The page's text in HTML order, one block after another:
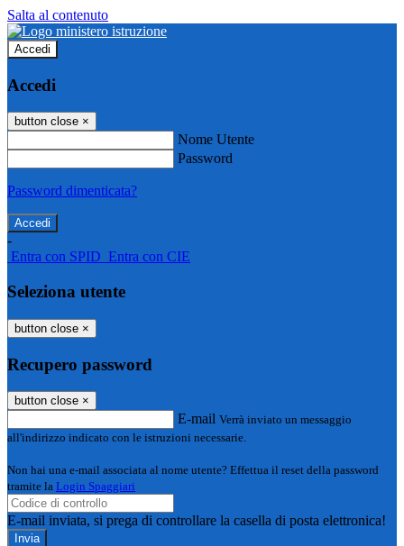
Salta al contenuto
Accedi
Accedi
button close ×
Nome Utente
Password
Password dimenticata?
-
Entra con SPID Entra con CIE
Seleziona utente
button close ×
Recupero password
button close ×
E-mail Verrà inviato un messaggio
all'indirizzo indicato con le istruzioni necessarie.
Non hai una e-mail associata al nome utente? Effettua il reset della password
tramite la Login Spaggiari
E-mail inviata, si prega di controllare la casella di posta elettronica!